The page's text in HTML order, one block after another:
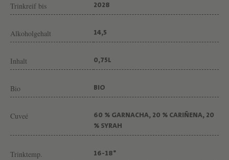
Trinkreif bis 2028
Alkoholgehalt 14,5
Inhalt 0,75L
Bio BIO
Cuveé
60 % GARNACHA, 20 % CARIÑENA, 20
% SYRAH
Trinktemp. 16-18°